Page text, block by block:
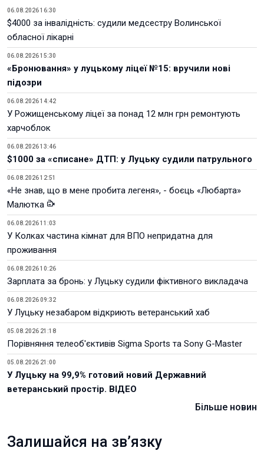
06.08.2026 16:30
$4000 за інвалідність: судили медсестру Волинської
обласної лікарні
06.08.2026 15:30
«Бронювання» у луцькому ліцеї №15: вручили нові
підозри
06.08.2026 14:42
У Рожищенському ліцеї за понад 12 млн грн ремонтують
харчоблок
06.08.2026 13:46
$1000 за «списане» ДТП: у Луцьку судили патрульного
06.08.2026 12:51
«Не знав, що в мене пробита легеня», - боєць «Любарта»
Малютка
06.08.2026 11:03
У Колках частина кімнат для ВПО непридатна для
проживання
06.08.2026 10:26
Зарплата за бронь: у Луцьку судили фіктивного викладача
06.08.2026 09:32
У Луцьку незабаром відкриють ветеранський хаб
05.08.2026 21:18
Порівняння телеоб'єктивів Sigma Sports та Sony G-Master
05.08.2026 21:00
У Луцьку на 99,9% готовий новий Державний
ветеранський простір. ВІДЕО
Більше новин
Залишайся на зв’язку